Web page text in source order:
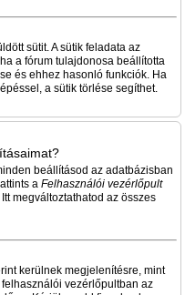
sütit. A sütik feladata az
a fórum tulajdonosa beállította
és ehhez hasonló funkciók. Ha
a sütik törlése segíthet.
beállításod az adatbázisban
a Felhasználói vezérlőpult
megváltoztathatod az összes
kerülnek megjelenítésre, mint
vezérlőpultban az